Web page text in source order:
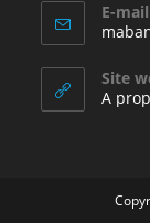
E-
Site
A